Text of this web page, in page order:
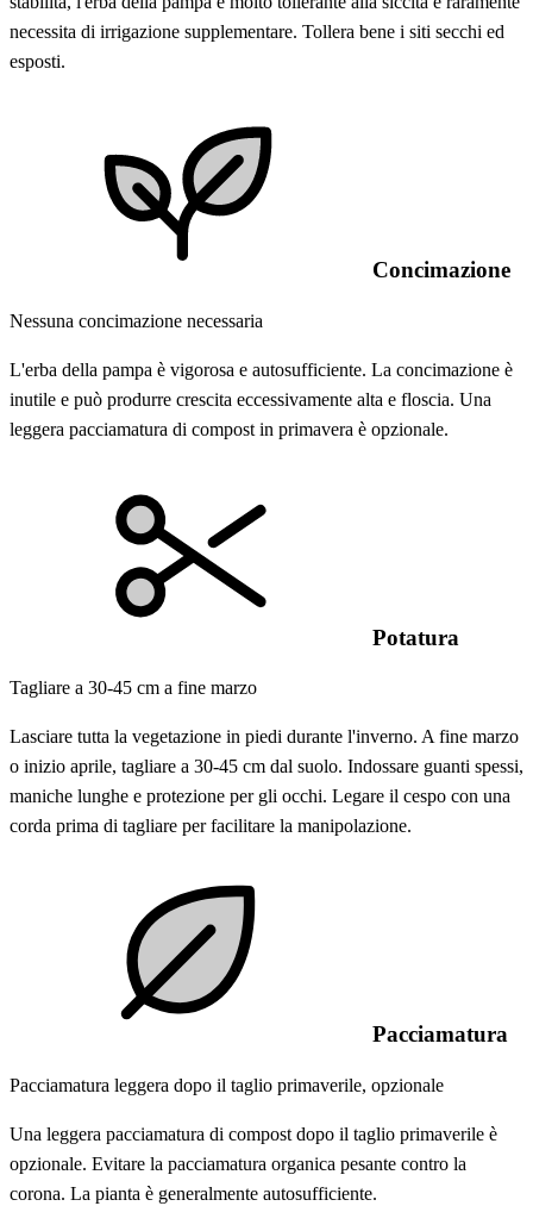
necessita di irrigazione supplementare. Tollera bene i siti secchi ed
esposti.
Concimazione
Nessuna concimazione necessaria
L'erba della pampa è vigorosa e autosufficiente. La concimazione è
inutile e può produrre crescita eccessivamente alta e floscia. Una
leggera pacciamatura di compost in primavera è opzionale.
Potatura
Tagliare a 30-45 cm a fine marzo
Lasciare tutta la vegetazione in piedi durante l'inverno. A fine marzo
o inizio aprile, tagliare a 30-45 cm dal suolo. Indossare guanti spessi,
maniche lunghe e protezione per gli occhi. Legare il cespo con una
corda prima di tagliare per facilitare la manipolazione.
Pacciamatura
Pacciamatura leggera dopo il taglio primaverile, opzionale
Una leggera pacciamatura di compost dopo il taglio primaverile è
opzionale. Evitare la pacciamatura organica pesante contro la
corona. La pianta è generalmente autosufficiente.